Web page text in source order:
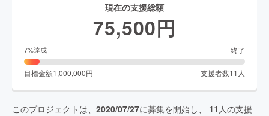
現在の支援総額
75,500円
7%達成 終了
目標金額1,000,000円 支援者数11 人
このプロジェクトは、 2020/07/27に募集を開始し、 11 人の支援